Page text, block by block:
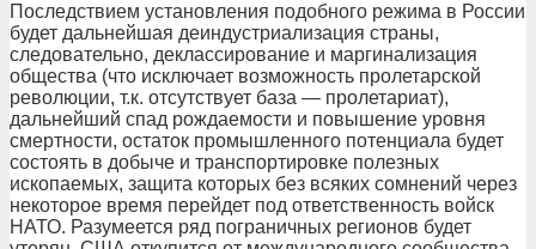
Последствием установления подобного режима в России
будет дальнейшая деиндустриализация страны,
следовательно, деклассирование и маргинализация
общества (что исключает возможность пролетарской
революции, т.к. отсутствует база — пролетариат),
дальнейший спад рождаемости и повышение уровня
смертности, остаток промышленного потенциала будет
состоять в добыче и транспортировке полезных
ископаемых, защита которых без всяких сомнений через
некоторое время перейдет под ответственность войск
НАТО. Разумеется ряд пограничных регионов будет